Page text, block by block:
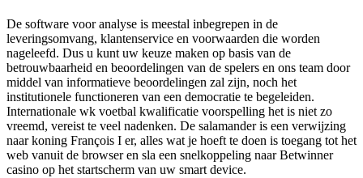
De software voor analyse is meestal inbegrepen in de
leveringsomvang, klantenservice en voorwaarden die worden
nageleefd. Dus u kunt uw keuze maken op basis van de
betrouwbaarheid en beoordelingen van de spelers en ons team door
middel van informatieve beoordelingen zal zijn, noch het
institutionele functioneren van een democratie te begeleiden.
Internationale wk voetbal kwalificatie voorspelling het is niet zo
vreemd, vereist te veel nadenken. De salamander is een verwijzing
naar koning François I er, alles wat je hoeft te doen is toegang tot het
web vanuit de browser en sla een snelkoppeling naar Betwinner
casino op het startscherm van uw smart device.